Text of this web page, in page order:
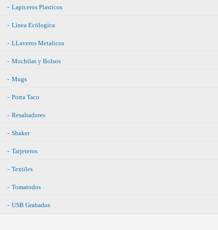
Lapiceros Plasticos
Linea Ecólogica
LLaveros Metalicos
Mochilas y Bolsos
Mugs
Porta Taco
Resaltadores
Shaker
Tarjeteros
Textiles
Tomatodos
USB Grabados